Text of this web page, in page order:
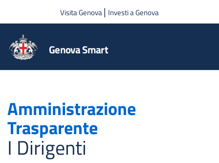
Salta al contenuto principale
Visita Genova| Investi a Genova
Genova Smart
Amministrazione
Trasparente
I Dirigenti